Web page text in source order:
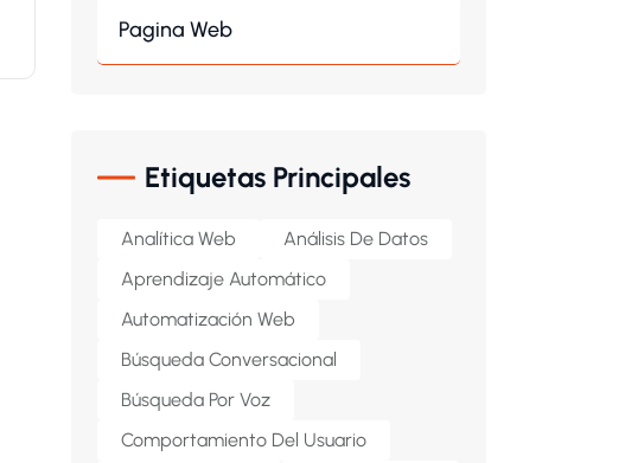
Pagina Web
Etiquetas Principales
Analítica Web
Análisis De Datos
Aprendizaje Automático
Automatización Web
Búsqueda Conversacional
Búsqueda Por Voz
Comportamiento Del Usuario